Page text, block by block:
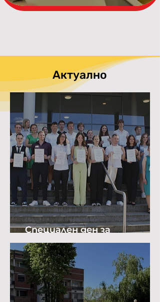
Актуално
Специален ден за
биологията